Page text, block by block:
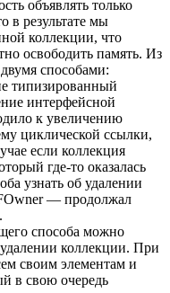
объявлять только
в результате мы
коллекции, что
освободить память. Из
способами:
типизированный
интерфейсной
к увеличению
циклической ссылки,
если коллекция
где-то оказалась
узнать об удалении
— продолжал
способа можно
коллекции. При
своим элементам и
в свою очередь